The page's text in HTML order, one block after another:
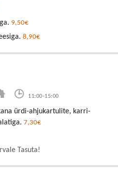
9,50€
8,90€
11:00-15:00
ürdi-ahjukartulite, karri-
7,30€
Tasuta!